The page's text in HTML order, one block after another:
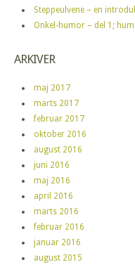
Steppeulvene – en
Onkel-humor – del 1;
ARKIVER
maj 2017
marts 2017
februar 2017
oktober 2016
august 2016
juni 2016
maj 2016
april 2016
marts 2016
februar 2016
januar 2016
august 2015